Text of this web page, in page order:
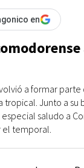
en
a formar
Junto a su
saludo a
el temporal.